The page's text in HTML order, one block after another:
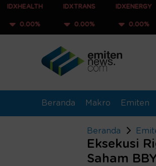
IDXTRANS
0.00%
IDXENERGY
0.00%
Beranda Makro Emiten
Beranda
Eksekusi
Saham